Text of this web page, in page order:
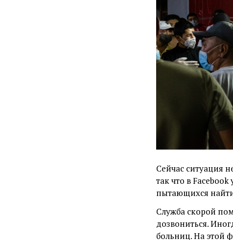
Сейчас ситуация
так что вFacebook
пытающихся
Служба скорой
дозвониться.
больниц. На этой